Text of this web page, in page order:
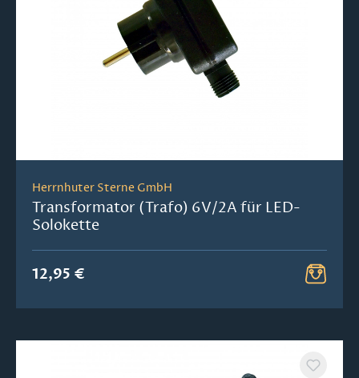
Herrnhuter Sterne GmbH
Transformator (Trafo) 6V/2A für LED-
Solokette
12,95 €